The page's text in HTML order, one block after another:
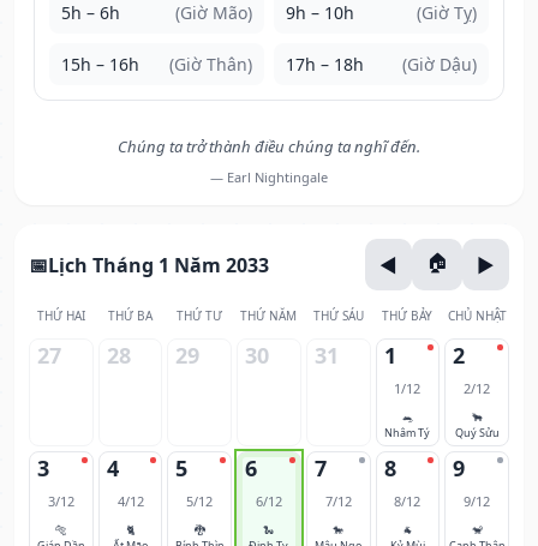
5h – 6h (Giờ Mão) 9h – 10h (Giờ Tỵ)
15h – 16h (Giờ Thân) 17h – 18h (Giờ Dậu)
Chúng ta trở thành điều chúng ta nghĩ đến.
— Earl Nightingale
Lịch Tháng 1 Năm 2033
THỨ HAI THỨ BA THỨ TƯ THỨ NĂM THỨ SÁU THỨ BẢY CHỦ NHẬT
27 28 29 30 31 1
1/12
🐀
Nhâm Tý
2
2/12
🐂
Quý Sửu
3
3/12
🐅
4
4/12
🐈
5
5/12
🐉
6
6/12
🐍
7
7/12
🐎
8
8/12
🐐
9
9/12
🐒